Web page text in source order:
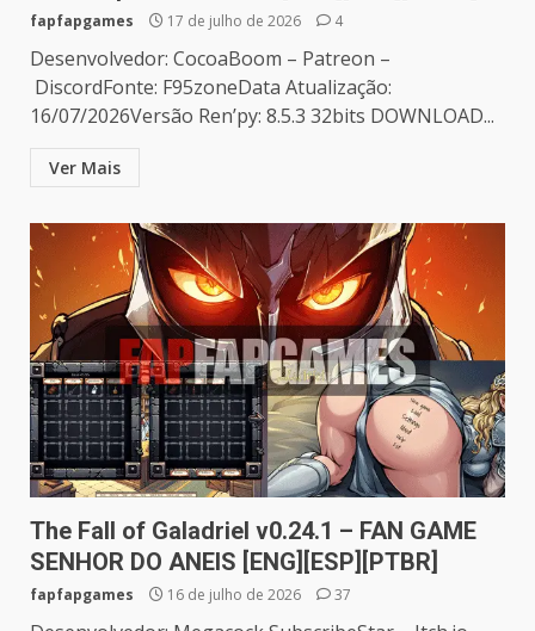
fapfapgames 17 de julho de 2026 4
Desenvolvedor: CocoaBoom – Patreon –
DiscordFonte: F95zoneData Atualização:
16/07/2026Versão Ren’py: 8.5.3 32bits DOWNLOAD...
Ver Mais
The Fall of Galadriel v0.24.1 – FAN GAME
SENHOR DO ANEIS [ENG][ESP][PTBR]
fapfapgames 16 de julho de 2026 37